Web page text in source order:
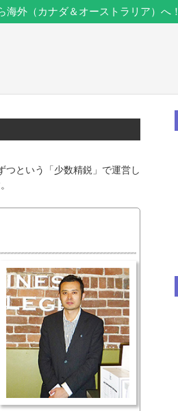
外（カナダ＆オーストラリア）へ！
という「少数精鋭」で運営し